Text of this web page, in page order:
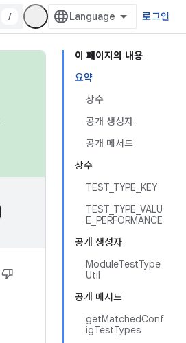
/ 로그인
이 페이지의 내용
요약
상수
공개 생성자
공개 메서드
상수
TEST_TYPE_KEY
TEST_TYPE_VALU
E_PERFORMANCE
공개 생성자
ModuleTestType
Util
공개 메서드
getMatchedConf
igTestTypes